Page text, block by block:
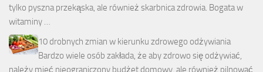
tylko pyszna przekąska, ale również skarbnica zdrowia. Bogata w
witaminy …
10 drobnych zmian w kierunku zdrowego odżywiania
Bardzo wiele osób zakłada, że aby zdrowo się odżywiać,
należy mieć nieograniczony budżet domowy, ale również pilnować